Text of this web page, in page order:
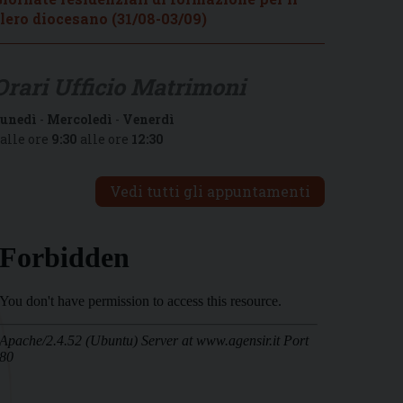
diocesano (31/08-03/09)
- Mercoledì - Venerdì
ore 9:30 alle ore 12:30
Vedi tutti gli appuntamenti